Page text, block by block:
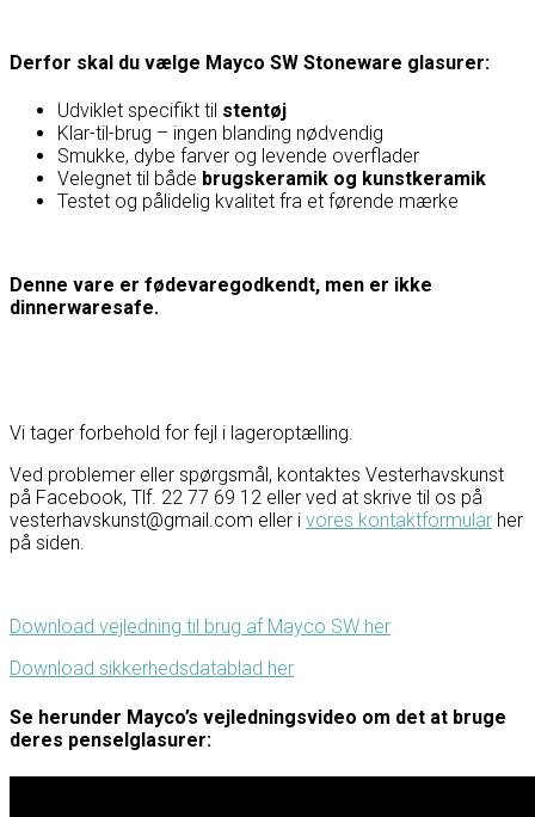
Derfor skal du vælge Mayco SW Stoneware glasurer:
Udviklet specifikt til stentøj
Klar-til-brug – ingen blanding nødvendig
Smukke, dybe farver og levende overflader
Velegnet til både brugskeramik og kunstkeramik
Testet og pålidelig kvalitet fra et førende mærke
Denne vare er fødevaregodkendt, men er ikke
dinnerwaresafe.
Vi tager forbehold for fejl i lageroptælling.
Ved problemer eller spørgsmål, kontaktes Vesterhavskunst
på Facebook, Tlf. 22 77 69 12 eller ved at skrive til os på
vesterhavskunst@gmail.com eller i vores kontaktformular her
på siden.
Download vejledning til brug af Mayco SW her
Download sikkerhedsdatablad her
Se herunder Mayco’s vejledningsvideo om det at bruge
deres penselglasurer: